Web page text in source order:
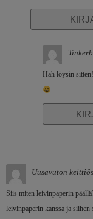
Hah löysin
Uusavuton
Siis miten leivinpaperin
leivinpaperin kanssa ja siihen